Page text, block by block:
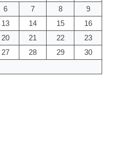
6 7 8
9
13 14 15
16
20 21 22
23
27 28 29
30